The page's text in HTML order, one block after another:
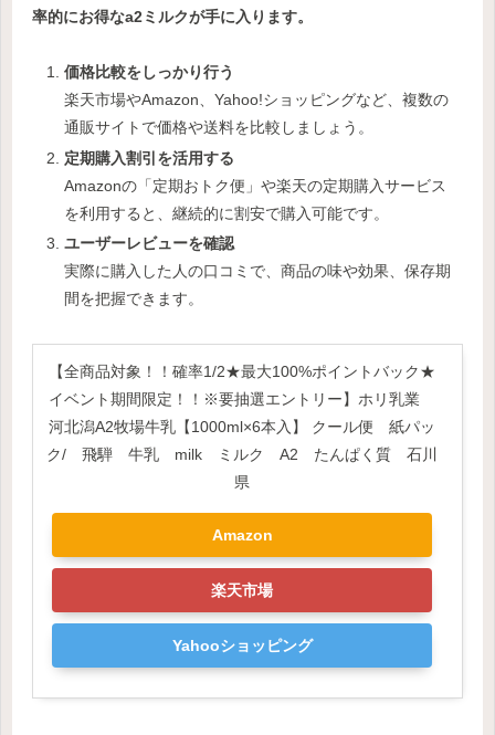
率的にお得なa2ミルクが手に入ります。
価格比較をしっかり行う
楽天市場やAmazon、Yahoo!ショッピングなど、複数の
通販サイトで価格や送料を比較しましょう。
定期購入割引を活用する
Amazonの「定期おトク便」や楽天の定期購入サービス
を利用すると、継続的に割安で購入可能です。
ユーザーレビューを確認
実際に購入した人の口コミで、商品の味や効果、保存期
間を把握できます。
【全商品対象！！確率1/2★最大100%ポイントバック★
イベント期間限定！！※要抽選エントリー】ホリ乳業
河北潟A2牧場牛乳【1000ml×6本入】 クール便 紙パッ
ク/ 飛騨 牛乳 milk ミルク A2 たんぱく質 石川
県
Amazon
楽天市場
Yahooショッピング